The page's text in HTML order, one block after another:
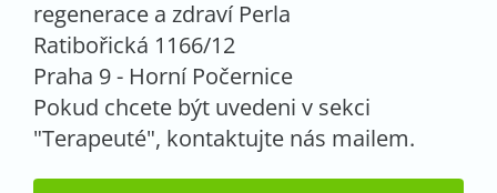
regenerace a zdraví Perla
Ratibořická 1166/12
Praha 9 - Horní Počernice
Pokud chcete být uvedeni v sekci
"Terapeuté", kontaktujte nás mailem.